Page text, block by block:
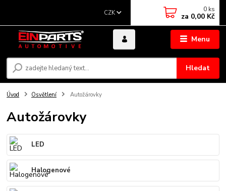
Menu
CZK
Hledat
0 ks
za 0,00 Kč
Úvod Osvětlení Autožárovky
Autožárovky
LED
Halogenové